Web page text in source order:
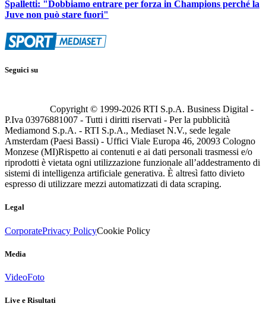
Spalletti: "Dobbiamo entrare per forza in Champions perché la
Juve non può stare fuori"
Seguici su
Copyright © 1999-2026 RTI S.p.A. Business Digital -
P.Iva 03976881007 - Tutti i diritti riservati - Per la pubblicità
Mediamond S.p.A. - RTI S.p.A., Mediaset N.V., sede legale
Amsterdam (Paesi Bassi) - Uffici Viale Europa 46, 20093 Cologno
Monzese (MI)Rispetto ai contenuti e ai dati personali trasmessi e/o
riprodotti è vietata ogni utilizzazione funzionale all’addestramento di
sistemi di intelligenza artificiale generativa. È altresì fatto divieto
espresso di utilizzare mezzi automatizzati di data scraping.
Legal
CorporatePrivacy PolicyCookie Policy
Media
VideoFoto
Live e Risultati